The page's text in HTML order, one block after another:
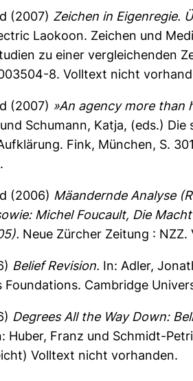
(2007) Zeichen in Eigenregie.
Laokoon. Zeichen und
zu einer vergleichenden
8. Volltext nicht
(2007) »An agency more than
und Schumann, Katja, (eds.) Die
Fink, München, S.
(2006) Mäandernde Analyse
Michel Foucault, Die
Neue Zürcher Zeitung : NZZ.
Belief Revision. In: Adler,
Foundations. Cambridge
Degrees All the Way Down:
Huber, Franz und Schmidt-
Volltext nicht vorhanden.